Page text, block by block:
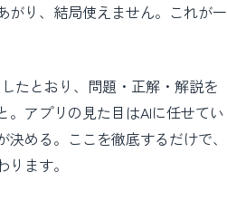
がり、結局使えません。これが一
たとおり、問題・正解・解説を
。アプリの見た目はAIに任せてい
める。ここを徹底するだけで、
ます。